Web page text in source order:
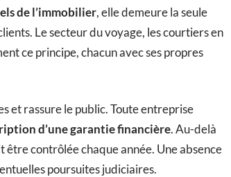
de l’immobilier, elle demeure la seule
Le secteur du voyage, les courtiers en
ce principe, chacun avec ses propres
et rassure le public. Toute entreprise
d’une garantie financière. Au-delà
contrôlée chaque année. Une absence
poursuites judiciaires.